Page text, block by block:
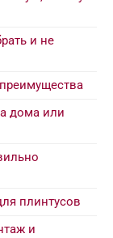
и не
дома или
плинтусов
и